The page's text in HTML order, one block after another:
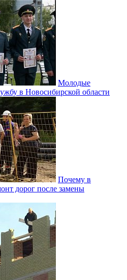
Молодые
в Новосибирской области
Почему в
дорог после замены